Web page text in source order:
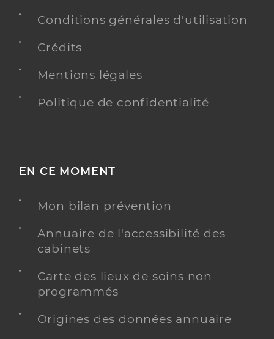
Conditions générales d'utilisation
Crédits
Mentions légales
Politique de confidentialité
EN CE MOMENT
Mon bilan prévention
Annuaire de l'accessibilité des
cabinets
Carte des lieux de soins non
programmés
Origines des données annuaire